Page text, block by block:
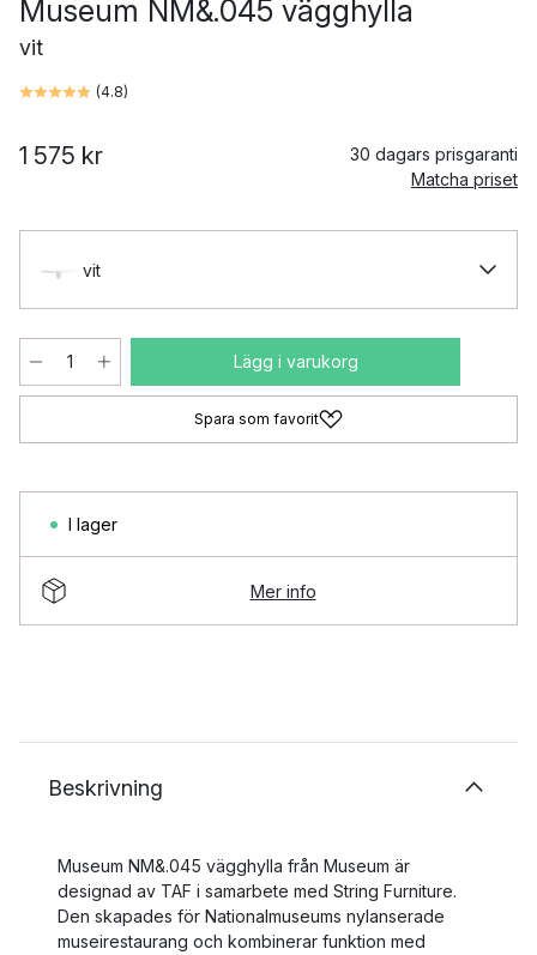
Museum NM&.045 vägghylla
vit
(4.8)
1 575 kr
30 dagars prisgaranti
Matcha priset
vit
Lägg i varukorg
Spara som favorit
I lager
Mer info
Beskrivning
Museum NM&.045 vägghylla från Museum är
designad av TAF i samarbete med String Furniture.
Den skapades för Nationalmuseums nylanserade
museirestaurang och kombinerar funktion med